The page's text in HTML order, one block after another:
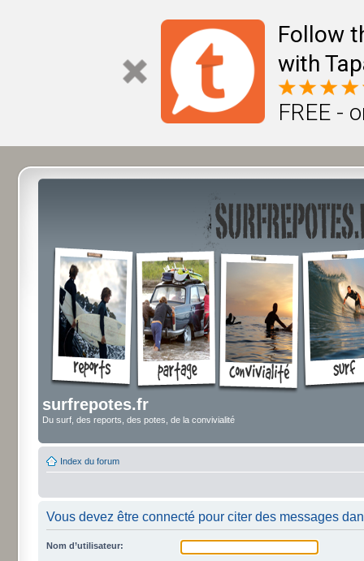
Follow
with
FREE -
surfrepotes.fr
Du surf, des reports, des potes, de la convivialité
Index du forum
Vous devez être connecté pour citer des messages
Nom d’utilisateur: